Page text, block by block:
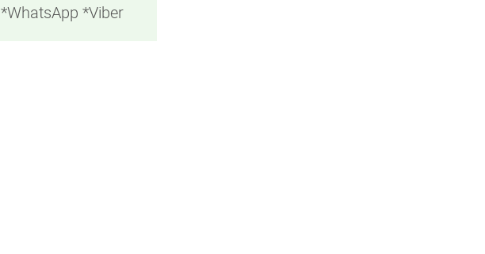
*WhatsApp *Viber